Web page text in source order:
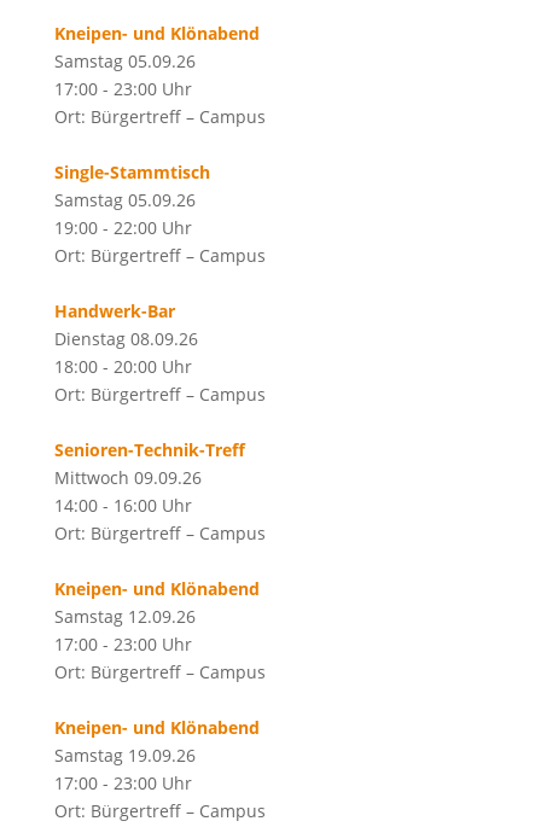
Kneipen- und Klönabend
Samstag 05.09.26
17:00 - 23:00 Uhr
Ort: Bürgertreff – Campus
Single-Stammtisch
Samstag 05.09.26
19:00 - 22:00 Uhr
Ort: Bürgertreff – Campus
Handwerk-Bar
Dienstag 08.09.26
18:00 - 20:00 Uhr
Ort: Bürgertreff – Campus
Senioren-Technik-Treff
Mittwoch 09.09.26
14:00 - 16:00 Uhr
Ort: Bürgertreff – Campus
Kneipen- und Klönabend
Samstag 12.09.26
17:00 - 23:00 Uhr
Ort: Bürgertreff – Campus
Kneipen- und Klönabend
Samstag 19.09.26
17:00 - 23:00 Uhr
Ort: Bürgertreff – Campus